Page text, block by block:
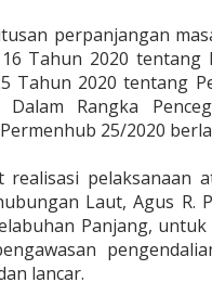
perpanjangan
Tahun 2020 tentang
Tahun 2020 tentang
Rangka
25/2020
realisasi pelaksanaan
Laut, Agus R.
Panjang,
lancar.